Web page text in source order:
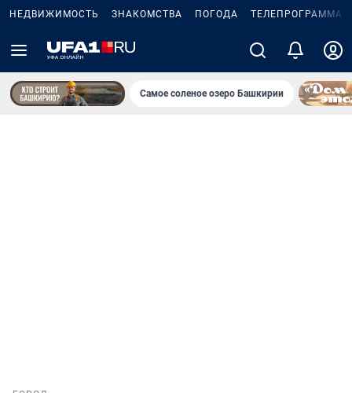
НЕДВИЖИМОСТЬ ЗНАКОМСТВА ПОГОДА ТЕЛЕПРОГРАММА
Самое соленое озеро Башкирии